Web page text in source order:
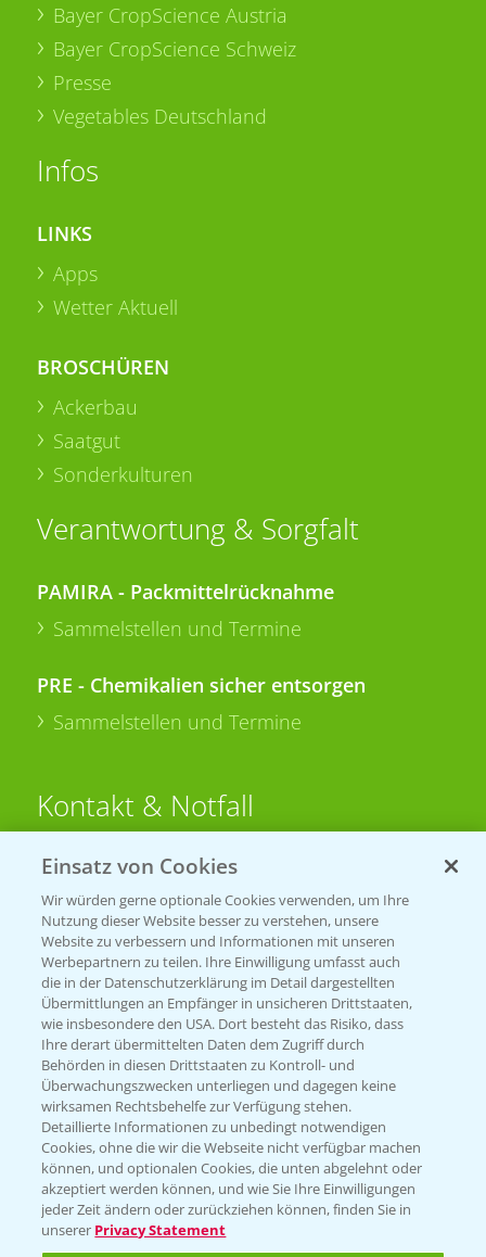
Bayer CropScience Austria
Bayer CropScience Schweiz
Presse
Vegetables Deutschland
Infos
LINKS
Apps
Wetter Aktuell
BROSCHÜREN
Ackerbau
Saatgut
Sonderkulturen
Verantwortung & Sorgfalt
PAMIRA - Packmittelrücknahme
Sammelstellen und Termine
PRE - Chemikalien sicher entsorgen
Sammelstellen und Termine
Kontakt & Notfall
Beratung auf WhatsApp
T.+49 (0)174 346 564 1
KONTAKT
Hilfe in Notfällen
T.+49 (0)214/30-20220
Folgen Sie uns
Einsatz von Cookies
Wir würden gerne optionale Cookies verwenden, um Ihre
Nutzung dieser Website besser zu verstehen, unsere
Website zu verbessern und Informationen mit unseren
Werbepartnern zu teilen. Ihre Einwilligung umfasst auch
die in der Datenschutzerklärung im Detail dargestellten
Übermittlungen an Empfänger in unsicheren Drittstaaten,
wie insbesondere den USA. Dort besteht das Risiko, dass
Ihre derart übermittelten Daten dem Zugriff durch
Behörden in diesen Drittstaaten zu Kontroll- und
Überwachungszwecken unterliegen und dagegen keine
wirksamen Rechtsbehelfe zur Verfügung stehen.
Detaillierte Informationen zu unbedingt notwendigen
Cookies, ohne die wir die Webseite nicht verfügbar machen
können, und optionalen Cookies, die unten abgelehnt oder
akzeptiert werden können, und wie Sie Ihre Einwilligungen
jeder Zeit ändern oder zurückziehen können, finden Sie in
unserer Privacy Statement